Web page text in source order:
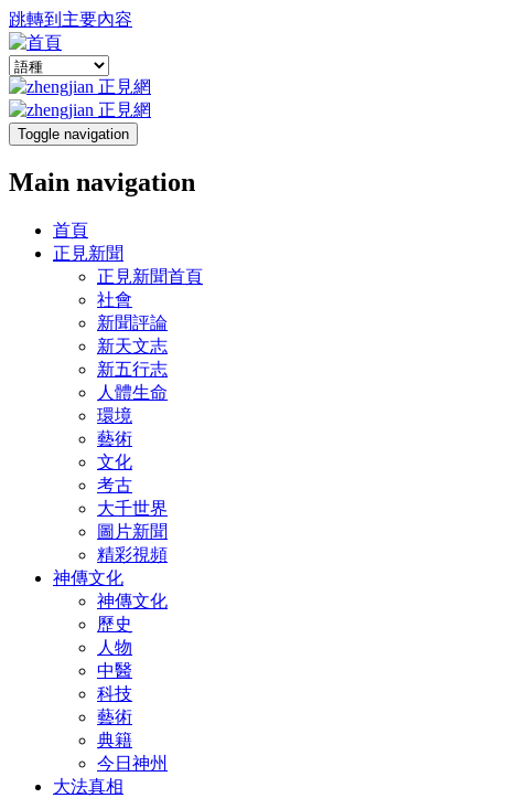
跳轉到主要內容
Toggle navigation
Main navigation
首頁
正見新聞
正見新聞首頁
社會
新聞評論
新天文志
新五行志
人體生命
環境
藝術
文化
考古
大千世界
圖片新聞
精彩視頻
神傳文化
神傳文化
歷史
人物
中醫
科技
藝術
典籍
今日神州
大法真相